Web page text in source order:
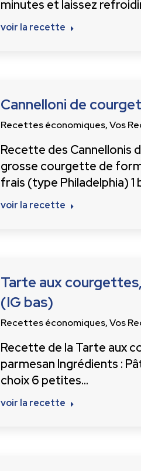
minutes et laissez
voir la recette
Cannelloni de
Recettes économiques,Vos
Recette des Cannellonis
grosse courgette de
frais (type Philadelphia) 1
voir la recette
Tarte aux
(IG bas)
Recettes économiques,Vos
Recette de la Tarte aux
parmesan Ingrédients :
choix 6 petites…
voir la recette